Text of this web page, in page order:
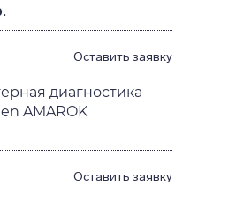
Оставить заявку
диагностика
AMAROK
Оставить заявку